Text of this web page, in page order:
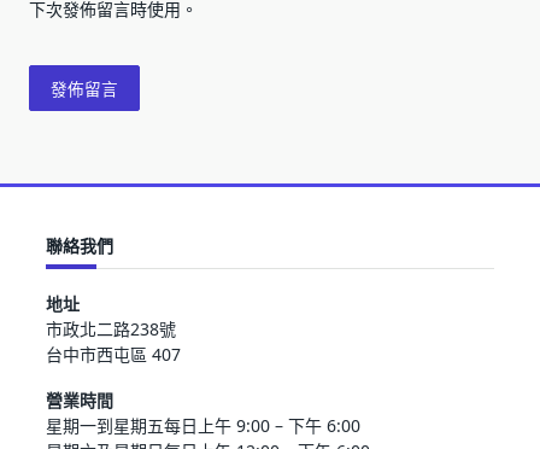
下次發佈留言時使用。
聯絡我們
地址
市政北二路238號
台中市西屯區 407
營業時間
星期一到星期五每日上午 9:00 – 下午 6:00